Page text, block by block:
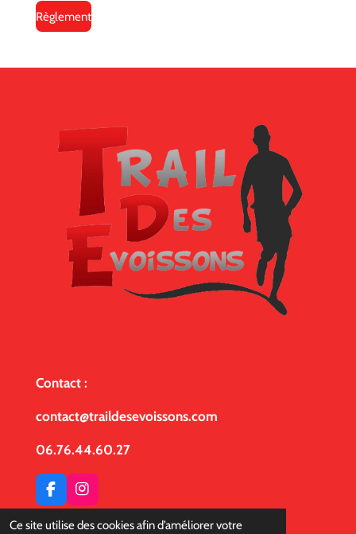
Ce site utilise des cookies afin d’améliorer votre
Règlement
Contact :
contact@traildesevoissons.com
06.76.44.60.27
F
a
c
I
n
s